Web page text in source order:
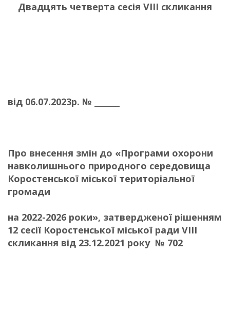
Двадцять четверта сесія VІІI скликання
від 06.07.2023р. № _______
Про внесення змін до «Програми охорони
навколишнього природного середовища
Коростенської міської територіальної
громади
на 2022-2026 роки», затвердженої рішенням
12 сесії Коростенської міської ради VIІІ
скликання від 23.12.2021 року № 702